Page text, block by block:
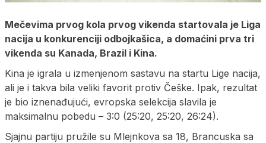
Mečevima prvog kola prvog vikenda startovala je Liga
nacija u konkurenciji odbojkašica, a domaćini prva tri
vikenda su Kanada, Brazil i Kina.
Kina je igrala u izmenjenom sastavu na startu Lige nacija,
ali je i takva bila veliki favorit protiv Češke. Ipak, rezultat
je bio iznenađujući, evropska selekcija slavila je
maksimalnu pobedu – 3:0 (25:20, 25:20, 26:24).
Sjajnu partiju pružile su Mlejnkova sa 18, Brancuska sa